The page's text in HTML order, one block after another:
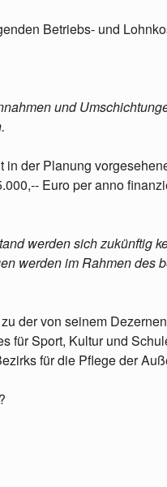
Betriebs- und
und
in der Planung
Euro per anno
werden sich zukünftig
werden im Rahmen des
der von seinem
für Sport, Kultur und
für die Pflege der